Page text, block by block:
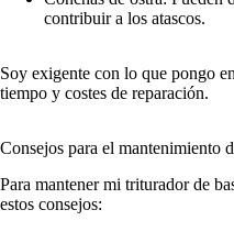
contribuir a los atascos.
Soy exigente con lo que pongo
tiempo y costes de reparación.
Consejos para el mantenimiento
Para mantener mi triturador de
estos consejos: